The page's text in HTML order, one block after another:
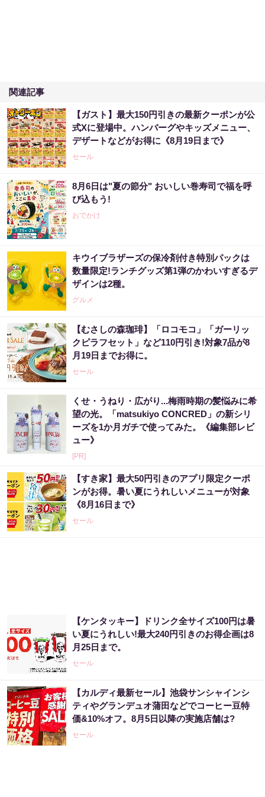
関連記事
【ガスト】最大150円引きの最新クーポンが公
式Xに登場中。ハンバーグやキッズメニュー、
デザートなどがお得に《8月19日まで》
セール
8月6日は"夏の節分" おいしい巻寿司で福を呼
び込もう!
おでかけ
キウイブラザーズの保冷剤付き特別パックは
数量限定!ランチグッズ第1弾のかわいすぎるデ
ザインは2種。
グルメ
【むさしの森珈琲】「ロコモコ」「ガーリッ
クピラフセット」など110円引き!対象7品が8
月19日までお得に。
セール
くせ・うねり・広がり...梅雨時期の髪悩みに希
望の光。「matsukiyo CONCRED」の新シリ
ーズを1か月ガチで使ってみた。《編集部レビ
ュー》
[PR]
【すき家】最大50円引きのアプリ限定クーポ
ンがお得。暑い夏にうれしいメニューが対象
《8月16日まで》
セール
【ケンタッキー】ドリンク全サイズ100円は暑
い夏にうれしい!最大240円引きのお得企画は8
月25日まで。
セール
【カルディ最新セール】池袋サンシャインシ
ティやグランデュオ蒲田などでコーヒー豆特
価&10%オフ。8月5日以降の実施店舗は?
セール